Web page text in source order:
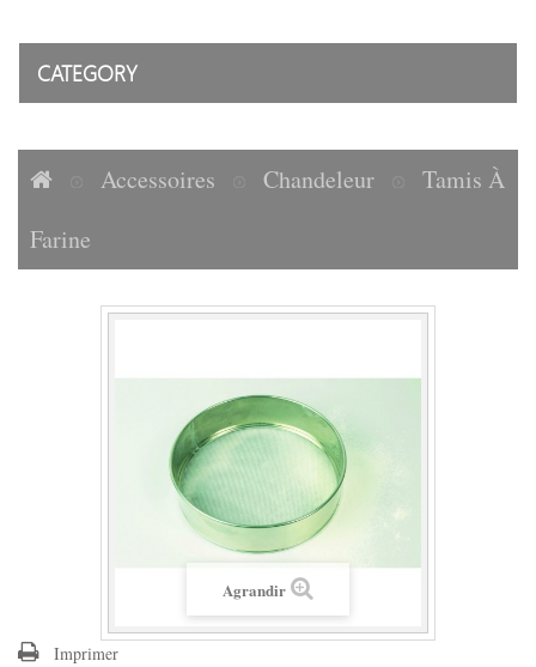
CATEGORY
Accessoires Chandeleur
Tamis À
Farine
Agrandir
Imprimer